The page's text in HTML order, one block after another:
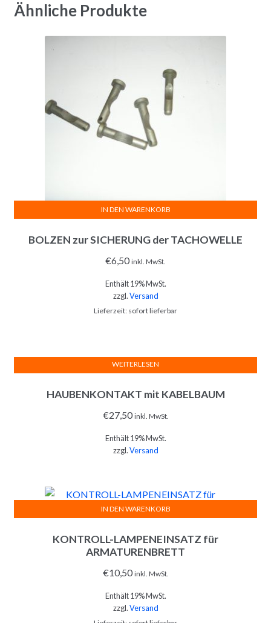
Ähnliche Produkte
BOLZEN zur SICHERUNG der TACHOWELLE
€6,50 inkl. MwSt.
Enthält 19% MwSt.
zzgl.Versand
Lieferzeit: sofort lieferbar
IN DEN WARENKORB
HAUBENKONTAKT mit KABELBAUM
€27,50 inkl. MwSt.
Enthält 19% MwSt.
zzgl.Versand
WEITERLESEN
KONTROLL-LAMPENEINSATZ für
ARMATURENBRETT
€10,50 inkl. MwSt.
Enthält 19% MwSt.
zzgl.Versand
IN DEN WARENKORB